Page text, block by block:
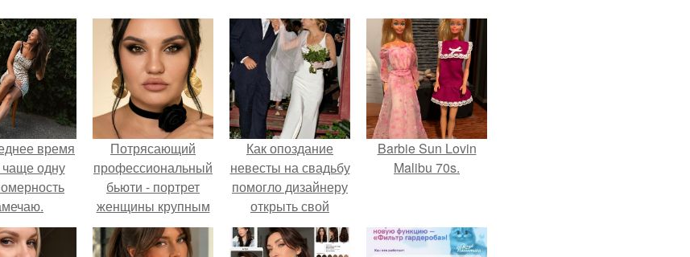
время
одну
Потрясающий
профессиональный
бьюти - портрет
женщины крупным
планом, снятый с
прямого ракурса на
Как опоздание
невесты на свадьбу
помогло дизайнеру
открыть свой
бренд.
Barbie Sun Lovin
Malibu 70s.